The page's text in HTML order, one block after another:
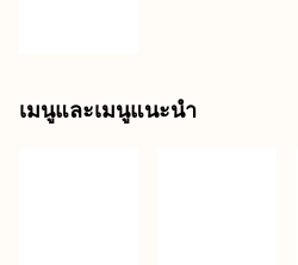
เมนูและเมนูแนะนำ